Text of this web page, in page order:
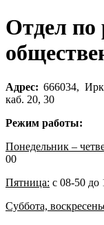
Отдел по
Адрес: 666034,
каб. 20, 30
Режим работы:
Понедельник –
00
Пятница: с 08-50 до
Суббота,